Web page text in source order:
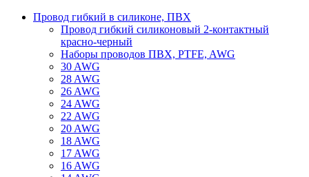
Провод гибкий в силиконе, ПВХ
Провод гибкий силиконовый 2-контактный
красно-черный
Наборы проводов ПВХ, PTFE, AWG
30 AWG
28 AWG
26 AWG
24 AWG
22 AWG
20 AWG
18 AWG
17 AWG
16 AWG